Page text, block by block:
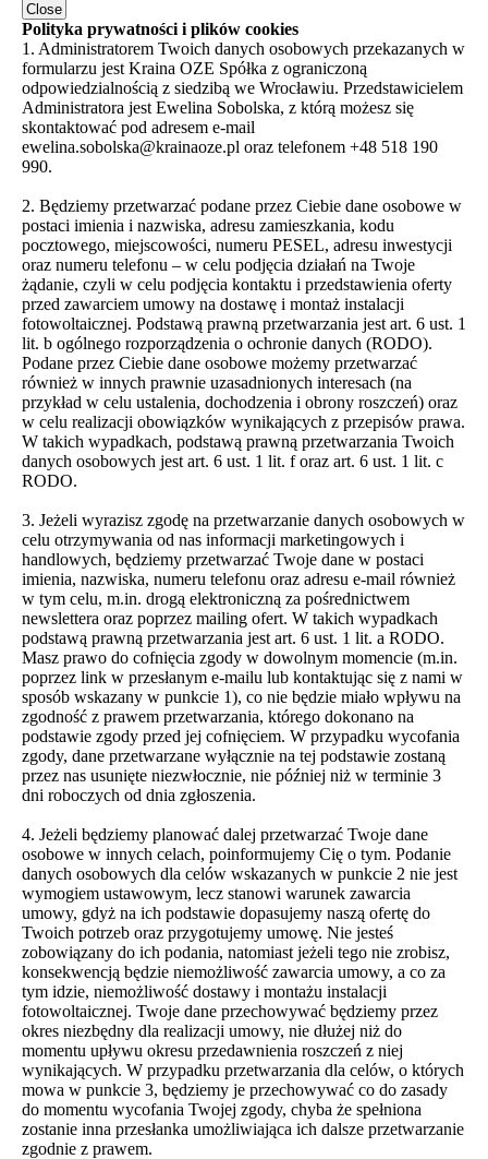
Close
Polityka prywatności i plików cookies
1. Administratorem Twoich danych osobowych przekazanych w
formularzu jest Kraina OZE Spółka z ograniczoną
odpowiedzialnością z siedzibą we Wrocławiu. Przedstawicielem
Administratora jest Ewelina Sobolska, z którą możesz się
skontaktować pod adresem e-mail
ewelina.sobolska@krainaoze.pl oraz telefonem +48 518 190
990.
2. Będziemy przetwarzać podane przez Ciebie dane osobowe w
postaci imienia i nazwiska, adresu zamieszkania, kodu
pocztowego, miejscowości, numeru PESEL, adresu inwestycji
oraz numeru telefonu – w celu podjęcia działań na Twoje
żądanie, czyli w celu podjęcia kontaktu i przedstawienia oferty
przed zawarciem umowy na dostawę i montaż instalacji
fotowoltaicznej. Podstawą prawną przetwarzania jest art. 6 ust. 1
lit. b ogólnego rozporządzenia o ochronie danych (RODO).
Podane przez Ciebie dane osobowe możemy przetwarzać
również w innych prawnie uzasadnionych interesach (na
przykład w celu ustalenia, dochodzenia i obrony roszczeń) oraz
w celu realizacji obowiązków wynikających z przepisów prawa.
W takich wypadkach, podstawą prawną przetwarzania Twoich
danych osobowych jest art. 6 ust. 1 lit. f oraz art. 6 ust. 1 lit. c
RODO.
3. Jeżeli wyrazisz zgodę na przetwarzanie danych osobowych w
celu otrzymywania od nas informacji marketingowych i
handlowych, będziemy przetwarzać Twoje dane w postaci
imienia, nazwiska, numeru telefonu oraz adresu e-mail również
w tym celu, m.in. drogą elektroniczną za pośrednictwem
newslettera oraz poprzez mailing ofert. W takich wypadkach
podstawą prawną przetwarzania jest art. 6 ust. 1 lit. a RODO.
Masz prawo do cofnięcia zgody w dowolnym momencie (m.in.
poprzez link w przesłanym e-mailu lub kontaktując się z nami w
sposób wskazany w punkcie 1), co nie będzie miało wpływu na
zgodność z prawem przetwarzania, którego dokonano na
podstawie zgody przed jej cofnięciem. W przypadku wycofania
zgody, dane przetwarzane wyłącznie na tej podstawie zostaną
przez nas usunięte niezwłocznie, nie później niż w terminie 3
dni roboczych od dnia zgłoszenia.
4. Jeżeli będziemy planować dalej przetwarzać Twoje dane
osobowe w innych celach, poinformujemy Cię o tym. Podanie
danych osobowych dla celów wskazanych w punkcie 2 nie jest
wymogiem ustawowym, lecz stanowi warunek zawarcia
umowy, gdyż na ich podstawie dopasujemy naszą ofertę do
Twoich potrzeb oraz przygotujemy umowę. Nie jesteś
zobowiązany do ich podania, natomiast jeżeli tego nie zrobisz,
konsekwencją będzie niemożliwość zawarcia umowy, a co za
tym idzie, niemożliwość dostawy i montażu instalacji
fotowoltaicznej. Twoje dane przechowywać będziemy przez
okres niezbędny dla realizacji umowy, nie dłużej niż do
momentu upływu okresu przedawnienia roszczeń z niej
wynikających. W przypadku przetwarzania dla celów, o których
mowa w punkcie 3, będziemy je przechowywać co do zasady
do momentu wycofania Twojej zgody, chyba że spełniona
zostanie inna przesłanka umożliwiająca ich dalsze przetwarzanie
zgodnie z prawem.